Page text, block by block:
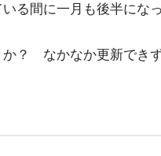
る間に一月も後半になっ
か？ なかなか更新でき